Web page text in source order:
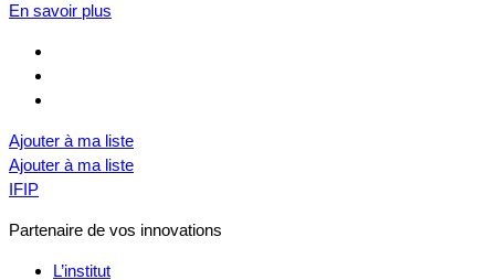
En savoir plus
Ajouter à ma liste
Ajouter à ma liste
IFIP
Partenaire de vos innovations
L’institut